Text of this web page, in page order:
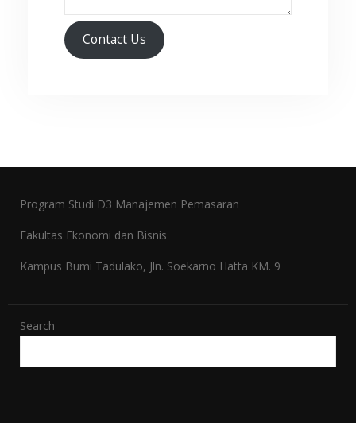
Contact Us
Program Studi D3 Manajemen Pemasaran
Fakultas Ekonomi dan Bisnis
Kampus Bumi Tadulako, Jln. Soekarno Hatta KM. 9
Search